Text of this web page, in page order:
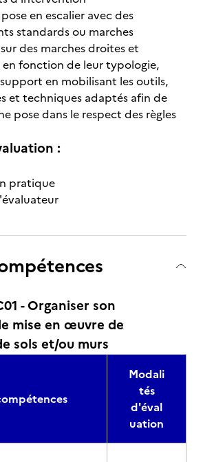
en escalier avec des
standards ou marches
des marches droites et
en fonction de leur typologie,
en mobilisant les outils,
et techniques adaptés afin de
pose dans le respect des règles
:
pratique
- Organiser son
mise en œuvre de
sols et/ou murs
Modali
tés
d'éval
uation